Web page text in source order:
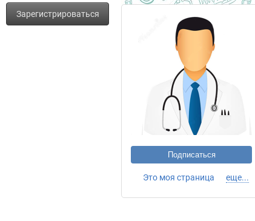
Зарегистрироваться
Подписаться
Это моя страница еще...